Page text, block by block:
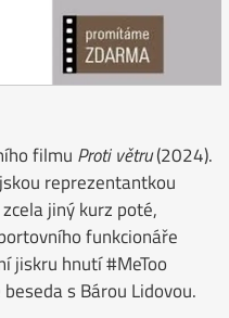
filmu Proti větru(2024).
reprezentantkou
jiný kurz poté,
funkcionáře
jiskru hnutí #MeToo
s Bárou Lidovou.